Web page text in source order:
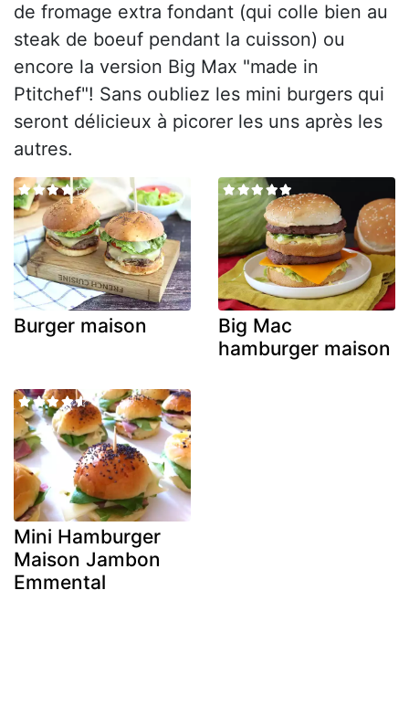
de fromage extra fondant (qui colle bien au
steak de boeuf pendant la cuisson) ou
encore la version Big Max "made in
Ptitchef"! Sans oubliez les mini burgers qui
seront délicieux à picorer les uns après les
autres.
Burger maison
Big Mac
hamburger maison
Mini Hamburger
Maison Jambon
Emmental